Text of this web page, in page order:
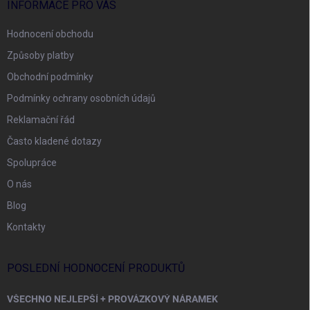
INFORMACE PRO VÁS
Hodnocení obchodu
Způsoby platby
Obchodní podmínky
Podmínky ochrany osobních údajů
Reklamační řád
Často kladené dotazy
Spolupráce
O nás
Blog
Kontakty
POSLEDNÍ HODNOCENÍ PRODUKTŮ
VŠECHNO NEJLEPŠÍ + PROVÁZKOVÝ NÁRAMEK